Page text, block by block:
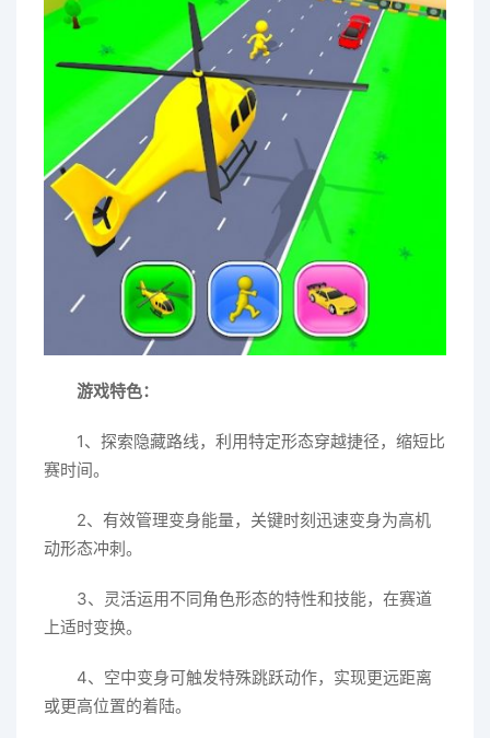
游戏特色：
1、探索隐藏路线，利用特定形态穿越捷径，缩短比
赛时间。
2、有效管理变身能量，关键时刻迅速变身为高机
动形态冲刺。
3、灵活运用不同角色形态的特性和技能，在赛道
上适时变换。
4、空中变身可触发特殊跳跃动作，实现更远距离
或更高位置的着陆。